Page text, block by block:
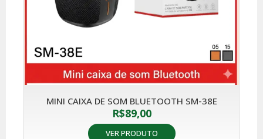
MINI CAIXA DE SOM BLUETOOTH SM-38E
R$89,00
VER PRODUTO